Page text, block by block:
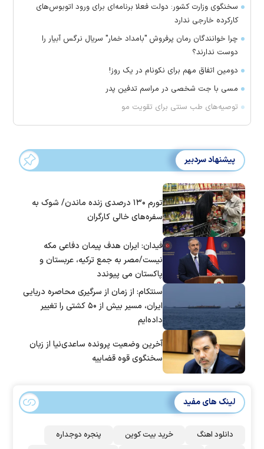
سخنگوی وزارت کشور: دولت فعلا برنامه‌ای برای ورود اتوبوس‌های
کارکرده خارجی ندارد
چرا خوانندگان رمان پرفروش "بامداد خمار" سریال نرگس آبیار را
دوست ندارند؟
دومین اتفاق مهم برای نکونام در یک روز!
مسی با جت شخصی در مراسم تدفین پدر
توصیه‌های طب سنتی برای تقویت مو
پیشنهاد سردبیر
تورم ۱۳۰ درصدی زنده ماندن/ شوک به
سفره‌های خالی کارگران
فیدان: ایران هدف پیمان دفاعی مکه
نیست/مصر به جمع ترکیه، عربستان و
پاکستان می پیوندد
سنتکام: از زمان از سرگیری محاصره دریایی
ایران، مسیر بیش از ۵۰ کشتی را تغییر
داده‌ایم
آخرین وضعیت پرونده ساعدی‌نیا از زبان
سخنگوی قوه قضاییه
لینک های مفید
دانلود اهنگ خرید بیت کوین
پنجره دوجداره